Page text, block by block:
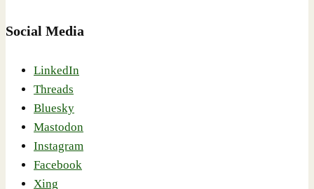
Social Media
LinkedIn
Threads
Bluesky
Mastodon
Instagram
Facebook
Xing